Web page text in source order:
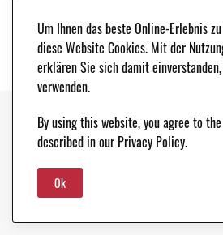
Copyright © 2021. Classic & Race Cars - Peter
DATENSCHUTZ
Um Ihnen das beste Online-Erlebnis
diese Website Cookies. Mit der
erklären Sie sich damit
verwenden.
By using this website, you agree to
described in our Privacy Policy.
Ok